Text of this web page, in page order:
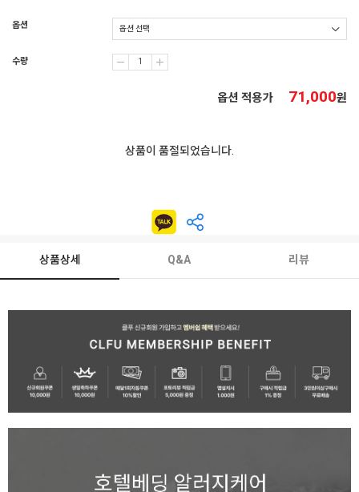
옵션
수량
옵션 적용가 71,000원
상품이 품절되었습니다.
상품상세 Q&A 리뷰